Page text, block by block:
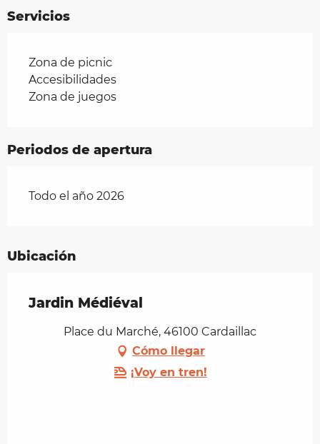
Servicios
Zona de picnic
Accesibilidades
Zona de juegos
Periodos de apertura
Todo el año 2026
Ubicación
Jardin Médiéval
Place du Marché, 46100 Cardaillac
Cómo llegar
¡Voy en tren!